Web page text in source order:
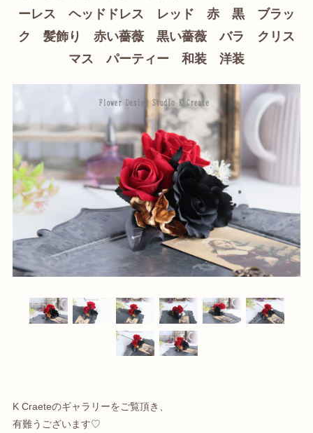
ーレス ヘッドドレス レッド 赤 黒 ブラッ
ク 髪飾り 赤い薔薇 黒い薔薇 バラ クリス
マス パーティー 和装 洋装
K Craeteのギャラリーをご覧頂き、
有難うございます♡